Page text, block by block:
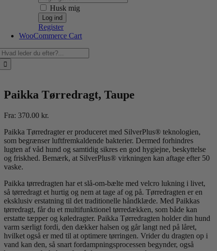
Husk mig
Register
WooCommerce Cart
Paikka Tørredragt, Taupe
Fra: 370.00 kr.
Paikka Tørredragter er produceret med SilverPlus® teknologien,
som begrænser luftfremkaldende bakterier. Dermed forhindres
lugten af våd hund og samtidig sikres en god hygiejne, beskyttelse
og friskhed. Bemærk, at SilverPlus® virkningen kan aftage efter 50
vaske.
Paikka tørredragten har et slå-om-bælte med velcro lukning i livet,
så tørredragt et hurtig og nem at tage af og på. Tørredragten er en
eksklusiv erstatning til det traditionelle håndklæde. Med Paikkas
tørredragt, får du et multifunktionel tørredækken, som både kan
erstatte tæpper og køledragter. Paikka Tørredragten holder din hund
varm særligt fordi, den dækker halsen og går langt ned på låret,
hvilket også er med til at optimere tørringen. Vrider du dragten op i
vand kan den, så snart fordampningsprocessen begynder, også